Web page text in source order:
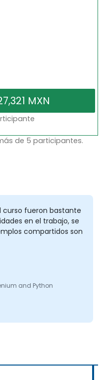
de 5 participantes.
curso fueron bastante
en el trabajo, se
compartidos son
and Python